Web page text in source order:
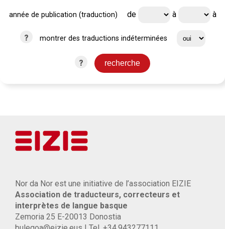
année de publication (traduction) de à à
? montrer des traductions indéterminées
?
Nor da Nor est une initiative de l’association EIZIE
Association de traducteurs, correcteurs et
interprètes de langue basque
Zemoria 25 E-20013 Donostia